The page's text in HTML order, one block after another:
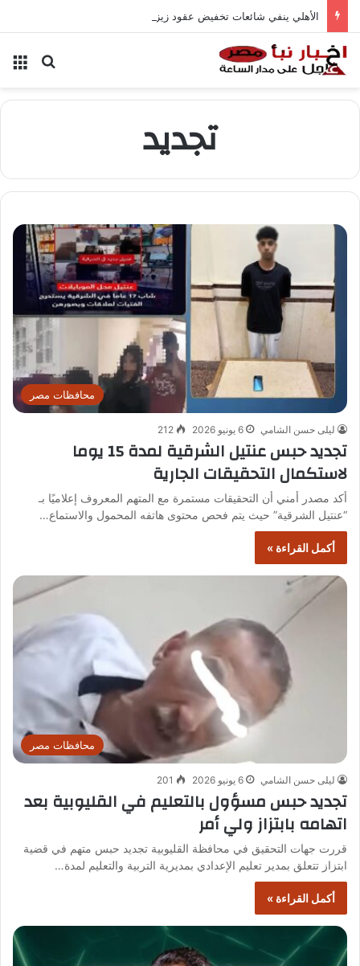
الأهلي ينفي شائعات تخفيض عقود زيزو والشناوي
بحث
تجديد
محافظات مصر
ليلى حسن الشامي 6 يونيو 2026 212
تجديد حبس عنتيل الشرقية لمدة 15 يوما
لاستكمال التحقيقات الجارية
أكد مصدر أمني أن التحقيقات مستمرة مع المتهم المعروف إعلاميًا بـ
“عنتيل الشرقية” حيث يتم فحص محتوى هاتفه المحمول والاستماع…
أكمل القراءة »
محافظات مصر
ليلى حسن الشامي 6 يونيو 2026 201
تجديد حبس مسؤول بالتعليم في القليوبية بعد
اتهامه بابتزاز ولي أمر
قررت جهات التحقيق في محافظة القليوبية تجديد حبس متهم في قضية
ابتزاز تتعلق بمدير تعليم الإعدادي بمديرية التربية والتعليم لمدة…
أكمل القراءة »